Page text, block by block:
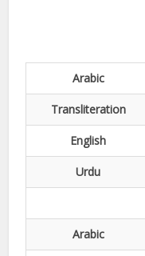
Arabic
Transliteration
English
Urdu
Arabic